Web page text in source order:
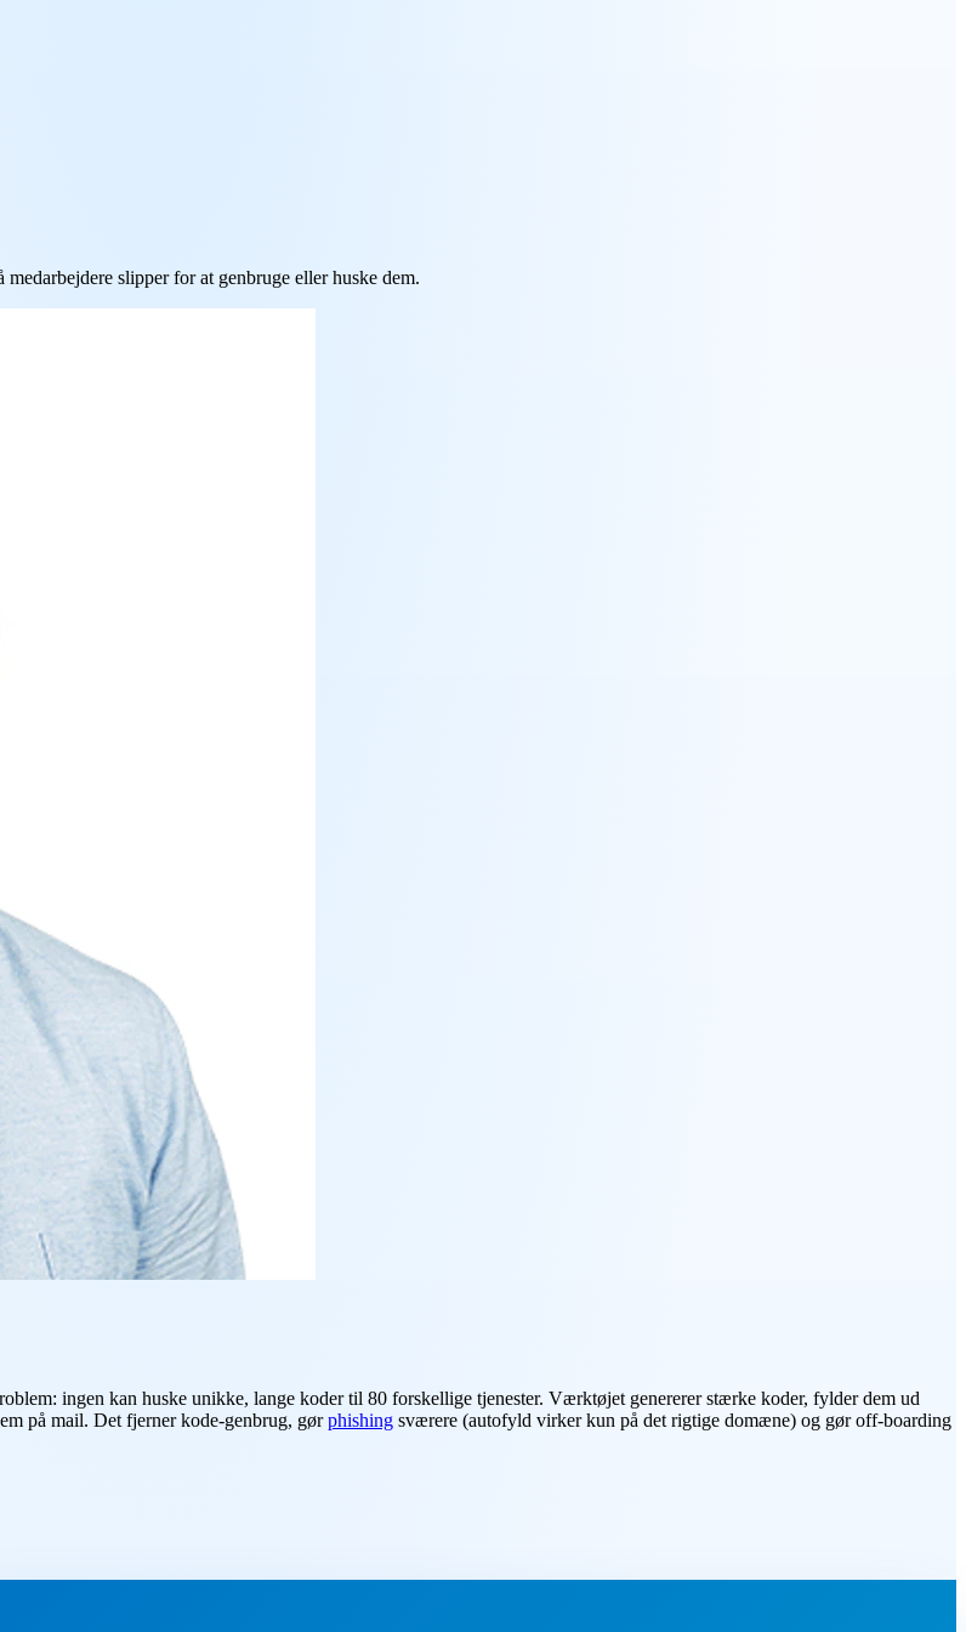
slipper for at genbruge eller huske dem.
ingen kan huske unikke, lange koder til 80 forskellige tjenester. Værktøjet genererer stærke koder, fylder dem ud
på mail. Det fjerner kode-genbrug, gørphishing sværere (autofyld virker kun på det rigtige domæne) og gør off-boarding